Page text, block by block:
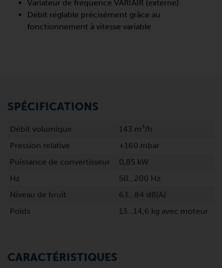
Variateur de fréquence VARIAIR (externe)
Débit réglable précisément grâce au
fonctionnement à vitesse variable
SPÉCIFICATIONS
Débit volumique
143 m³/h
Pression relative
+160 mbar
Puissance de convertisseur
0,85 kW
Hz
50…200 Hz
Niveau de bruit
63…84 dB(A)
Poids
13…14,6 kg avec moteur
CARACTÉRISTIQUES